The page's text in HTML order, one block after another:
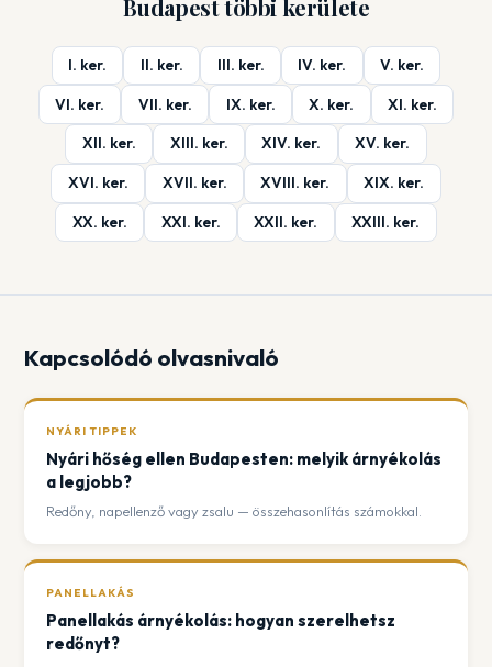
Budapest többi kerülete
I. ker. II. ker. III. ker. IV. ker.
V. ker.
VI. ker.
VII. ker. IX. ker. X. ker.
XI. ker.
XII. ker.
XIII. ker. XIV. ker.
XV. ker.
XVI. ker.
XVII. ker. XVIII. ker.
XIX. ker.
XX. ker.
XXI. ker. XXII. ker. XXIII. ker.
Kapcsolódó olvasnivaló
NYÁRI TIPPEK
Nyári hőség ellen Budapesten: melyik árnyékolás
a legjobb?
Redőny, napellenző vagy zsalu — összehasonlítás számokkal.
PANELLAKÁS
Panellakás árnyékolás: hogyan szerelhetsz
redőnyt?